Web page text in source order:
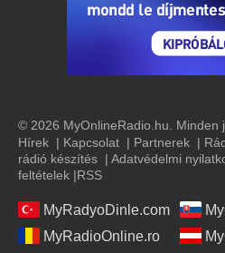
© 2026 MyOnlineRadio.hu. Minden
Hírek | Kapcsolat | Partnerek |
rádió készítés | Adatvédelmi
feltételek |RSS
MyRadyoDinle.com
MyRadioOnline.ro